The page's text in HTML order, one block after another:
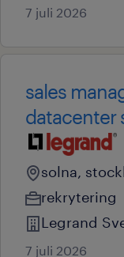
7 juli 2026
sales
datacenter
solna,
rekrytering
Legrand
7 juli 2026